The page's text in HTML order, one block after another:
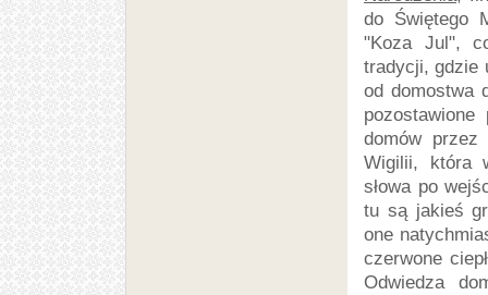
do Świętego
"Koza Jul",
tradycji, gdzie
od domostwa
domów
Wigilii, która
słowa po
tu są jakieś
one
czerwone
Odwiedza